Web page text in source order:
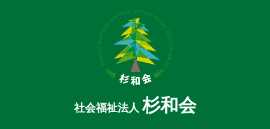
社会福祉法人杉和会